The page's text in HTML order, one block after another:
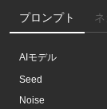
プロンプト
AIモデル
Seed
Noise